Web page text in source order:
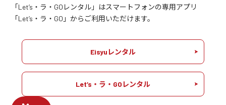
「Let’s・ラ・GOレンタル」はスマートフォンの専用アプリ
「Let’s・ラ・GO」からご利用いただけます。
Eisyuレンタル
Let’s・ラ・GOレンタル